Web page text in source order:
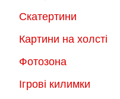
Скатертини
Картини на холсті
Фотозона
Ігрові килимки